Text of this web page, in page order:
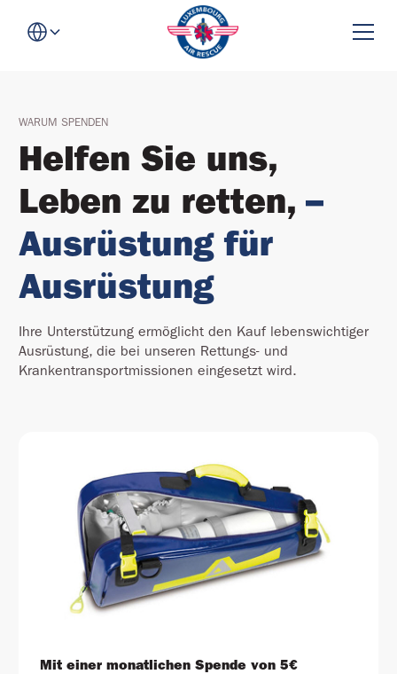
WARUM SPENDEN
Helfen Sie uns,
Leben zu retten, –
Ausrüstung für
Ausrüstung
Ihre Unterstützung ermöglicht den Kauf lebenswichtiger
Ausrüstung, die bei unseren Rettungs- und
Krankentransportmissionen eingesetzt wird.
Mit einer monatlichen Spende von 5€